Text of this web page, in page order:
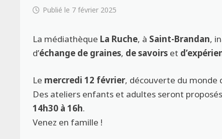
7 février 2025
La médiathèque La Ruche, à Saint-Brandan,
d’échange de graines, de savoirs et
Le mercredi 12 février, découverte du monde
Des ateliers enfants et adultes seront
14h30 à 16h.
Venez en famille !